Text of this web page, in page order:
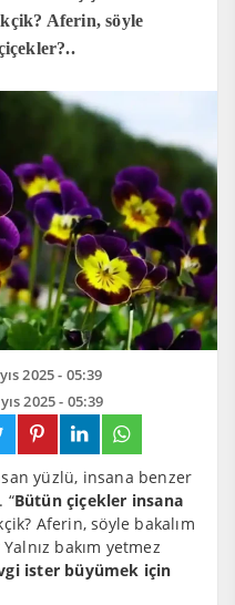
Aferin, söyle
2025 - 05:39
2025 - 05:39
yüzlü, insana benzer
“Bütün çiçekler insana
Aferin, söyle bakalım
bakım yetmez
ister büyümek için